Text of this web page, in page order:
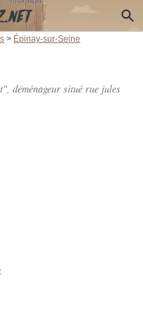
> Épinay-sur-Seine
déménageur situé rue jules